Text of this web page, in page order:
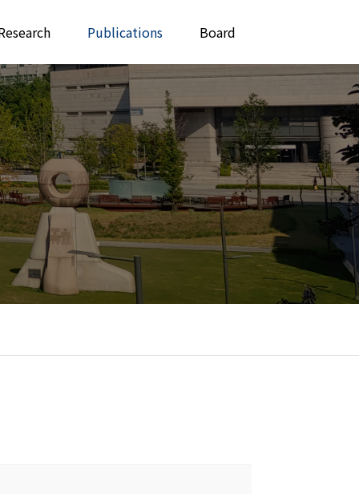
Publications Board